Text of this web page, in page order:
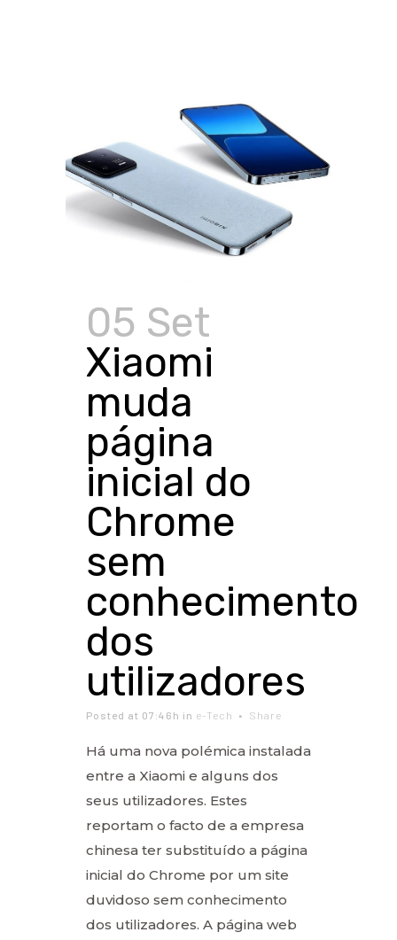
05 Set
Xiaomi
muda
página
inicial do
Chrome
sem
conhecimento
dos
utilizadores
Posted at 07:46h in e-Tech Share
Há uma nova polémica instalada
entre a Xiaomi e alguns dos
seus utilizadores. Estes
reportam o facto de a empresa
chinesa ter substituído a página
inicial do Chrome por um site
duvidoso sem conhecimento
dos utilizadores. A página web